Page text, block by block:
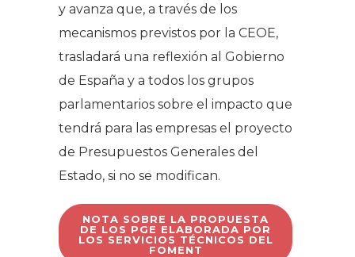
y avanza que, a través de los
mecanismos previstos por la CEOE,
trasladará una reflexión al Gobierno
de España y a todos los grupos
parlamentarios sobre el impacto que
tendrá para las empresas el proyecto
de Presupuestos Generales del
Estado, si no se modifican.
NOTA SOBRE LA PROPUESTA
DE LOS PGE ELABORADA POR
LOS SERVICIOS TÉCNICOS DEL
FOMENT